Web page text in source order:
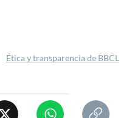
Ética y transparencia de BBCL